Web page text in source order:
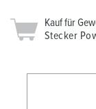
Kauf für
Stecker